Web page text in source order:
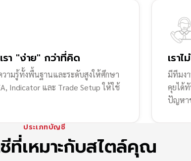
รา "ง่าย" กว่าที่คิด
วามรู้ทั้งพื้นฐานและระดับสูงให้ศึกษา
Indicator และ Trade Setup ให้ใช้
เรา
มีทีมง
คุยได้
ปัญหา
ประเภทบัญชี
ที่เหมาะกับสไตล์คุณ